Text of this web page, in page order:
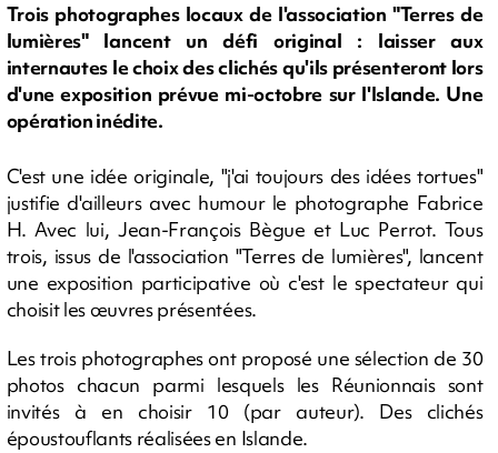
Trois photographes locaux de l'association "Terres de
lumières" lancent un défi original : laisser aux
internautes le choix des clichés qu'ils présenteront lors
d'une exposition prévue mi-octobre sur l'Islande. Une
opération inédite.
C'est une idée originale, "j'ai toujours des idées tortues"
justifie d'ailleurs avec humour le photographe Fabrice
H. Avec lui, Jean-François Bègue et Luc Perrot. Tous
trois, issus de l'association "Terres de lumières", lancent
une exposition participative où c'est le spectateur qui
choisit les œuvres présentées.
Les trois photographes ont proposé une sélection de 30
photos chacun parmi lesquels les Réunionnais sont
invités à en choisir 10 (par auteur). Des clichés
époustouflants réalisées en Islande.